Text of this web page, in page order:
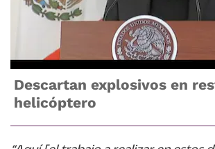
Descartan explosivos en
helicóptero